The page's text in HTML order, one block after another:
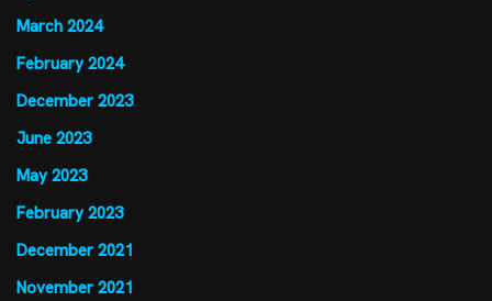
March 2024
February 2024
December 2023
June 2023
May 2023
February 2023
December 2021
November 2021